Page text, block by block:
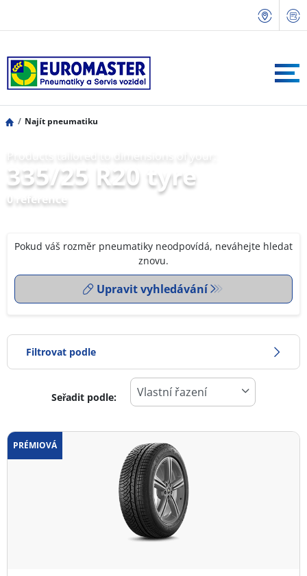
Najít pneumatiku
335/25 R20 tyre
0 reference
Pokud váš rozměr pneumatiky neodpovídá, neváhejte hledat
znovu.
Upravit vyhledávání
Filtrovat podle
Typ pneumatiky
Všechny typy (1)
Seřadit podle:
PRÉMIOVÁ